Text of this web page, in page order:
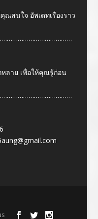
ณสนใจ อัพเดทเรื่องราว
ลาย เพื่อให้คุณรู้ก่อน